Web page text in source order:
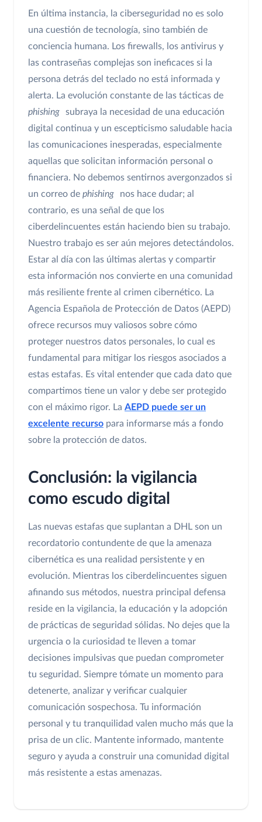
En última instancia, la ciberseguridad no es solo
una cuestión de tecnología, sino también de
conciencia humana. Los firewalls, los antivirus y
las contraseñas complejas son ineficaces si la
persona detrás del teclado no está informada y
alerta. La evolución constante de las tácticas de
phishing
subraya la necesidad de una educación
digital continua y un escepticismo saludable hacia
las comunicaciones inesperadas, especialmente
aquellas que solicitan información personal o
financiera. No debemos sentirnos avergonzados si
un correo de phishing
nos hace dudar; al
contrario, es una señal de que los
ciberdelincuentes están haciendo bien su trabajo.
Nuestro trabajo es ser aún mejores detectándolos.
Estar al día con las últimas alertas y compartir
esta información nos convierte en una comunidad
más resiliente frente al crimen cibernético. La
Agencia Española de Protección de Datos (AEPD)
ofrece recursos muy valiosos sobre cómo
proteger nuestros datos personales, lo cual es
fundamental para mitigar los riesgos asociados a
estas estafas. Es vital entender que cada dato que
compartimos tiene un valor y debe ser protegido
con el máximo rigor. La AEPD puede ser un
excelente recurso para informarse más a fondo
sobre la protección de datos.
Conclusión: la vigilancia
como escudo digital
Las nuevas estafas que suplantan a DHL son un
recordatorio contundente de que la amenaza
cibernética es una realidad persistente y en
evolución. Mientras los ciberdelincuentes siguen
afinando sus métodos, nuestra principal defensa
reside en la vigilancia, la educación y la adopción
de prácticas de seguridad sólidas. No dejes que la
urgencia o la curiosidad te lleven a tomar
decisiones impulsivas que puedan comprometer
tu seguridad. Siempre tómate un momento para
detenerte, analizar y verificar cualquier
comunicación sospechosa. Tu información
personal y tu tranquilidad valen mucho más que la
prisa de un clic. Mantente informado, mantente
seguro y ayuda a construir una comunidad digital
más resistente a estas amenazas.